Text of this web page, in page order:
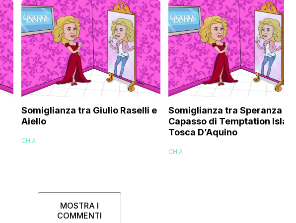
Somiglianza tra Giulio Raselli e
Aiello
CHIA
Somiglianza tra Speranza
Capasso di Temptation Island
Tosca D’Aquino
CHIA
MOSTRA I
COMMENTI